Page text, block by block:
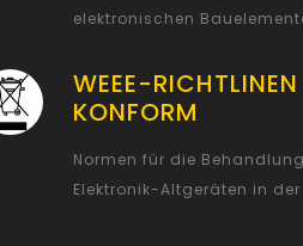
elektronischen
WEEE-RICHTLINEN
KONFORM
Normen für die
Elektronik-Altgeräten in der